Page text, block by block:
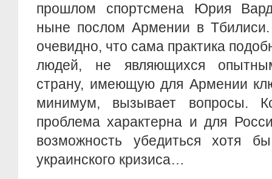
прошлом спортсмена Юрия
ныне послом Армении в
очевидно, что сама практика
людей, не являющихся
страну, имеющую для Армении
минимум, вызывает вопросы.
проблема характерна и для
возможность убедиться хотя
украинского кризиса…